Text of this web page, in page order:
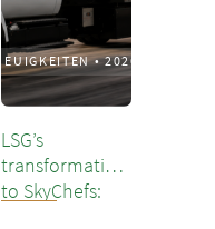
NEUIGKEITEN•2026
LSG’s
transformation
to SkyChefs: